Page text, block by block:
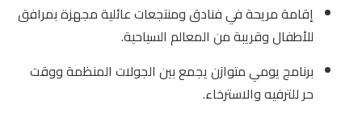
إقامة مريحة في فنادق ومنتجعات عائلية مجهزة بمرافق
للأطفال وقريبة من المعالم السياحية.
برنامج يومي متوازن يجمع بين الجولات المنظمة ووقت
حر للترفيه والاسترخاء.